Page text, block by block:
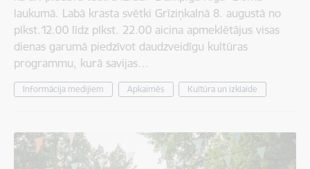
laukumā. Labā krasta svētki Grīziņkalnā 8. augustā no
plkst.12.00 līdz plkst. 22.00 aicina apmeklētājus visas
dienas garumā piedzīvot daudzveidīgu kultūras
programmu, kurā savijas…
Informācija medijiem Apkaimēs Kultūra un izklaide